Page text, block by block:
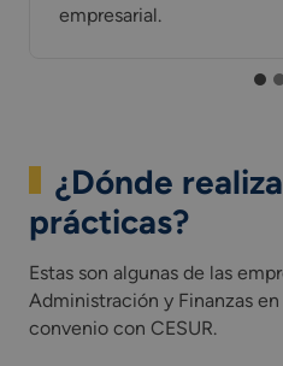
empresarial.
¿Dónde
prácticas?
Estas son algunas de las
Administración y Finanzas
convenio con CESUR.